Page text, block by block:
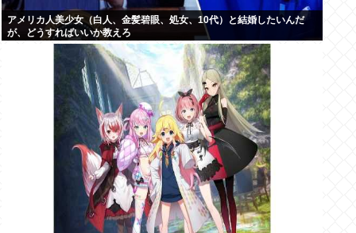
アメリカ人美少女（白人、金髪碧眼、処女、10代）と結婚したいんだ
が、どうすればいいか教えろ